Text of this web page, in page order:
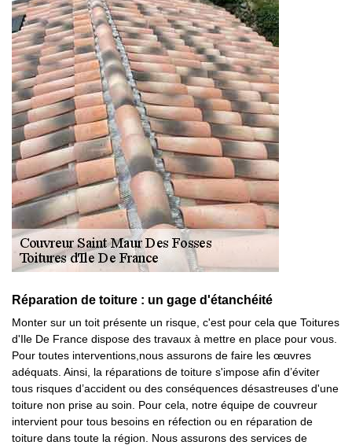
Réparation de toiture : un gage d'étanchéité
Monter sur un toit présente un risque, c'est pour cela que Toitures
d'Ile De France dispose des travaux à mettre en place pour vous.
Pour toutes interventions,nous assurons de faire les œuvres
adéquats. Ainsi, la réparations de toiture s'impose afin d’éviter
tous risques d’accident ou des conséquences désastreuses d'une
toiture non prise au soin. Pour cela, notre équipe de couvreur
intervient pour tous besoins en réfection ou en réparation de
toiture dans toute la région. Nous assurons des services de